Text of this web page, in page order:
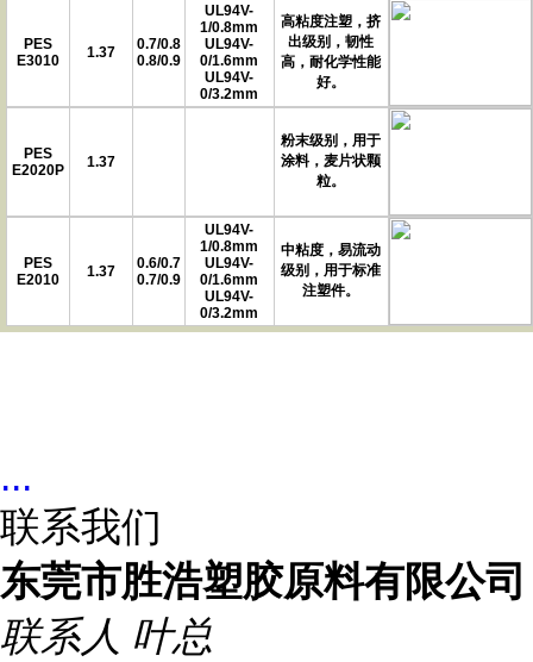
PES
E3010
1.37
0.7/0.8
0.8/0.9
UL94V-
1/0.8mm
UL94V-
0/1.6mm
UL94V-
0/3.2mm
高粘度注塑，挤
出级别，韧性
高，耐化学性能
好。
PES
E2020P
1.37
粉末级别，用于
涂料，麦片状颗
粒。
PES
E2010
1.37
0.6/0.7
0.7/0.9
UL94V-
1/0.8mm
UL94V-
0/1.6mm
UL94V-
0/3.2mm
中粘度，易流动
级别，用于标准
注塑件。
...
联系我们
东莞市胜浩塑胶原料有限公司
联系人 叶总